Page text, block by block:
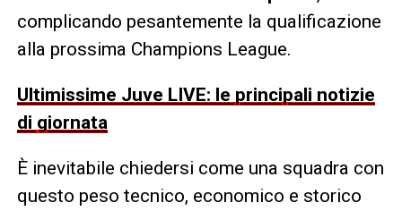
complicando pesantemente la qualificazione
alla prossima Champions League.
Ultimissime Juve LIVE: le principali notizie
di giornata
È inevitabile chiedersi come una squadra con
questo peso tecnico, economico e storico